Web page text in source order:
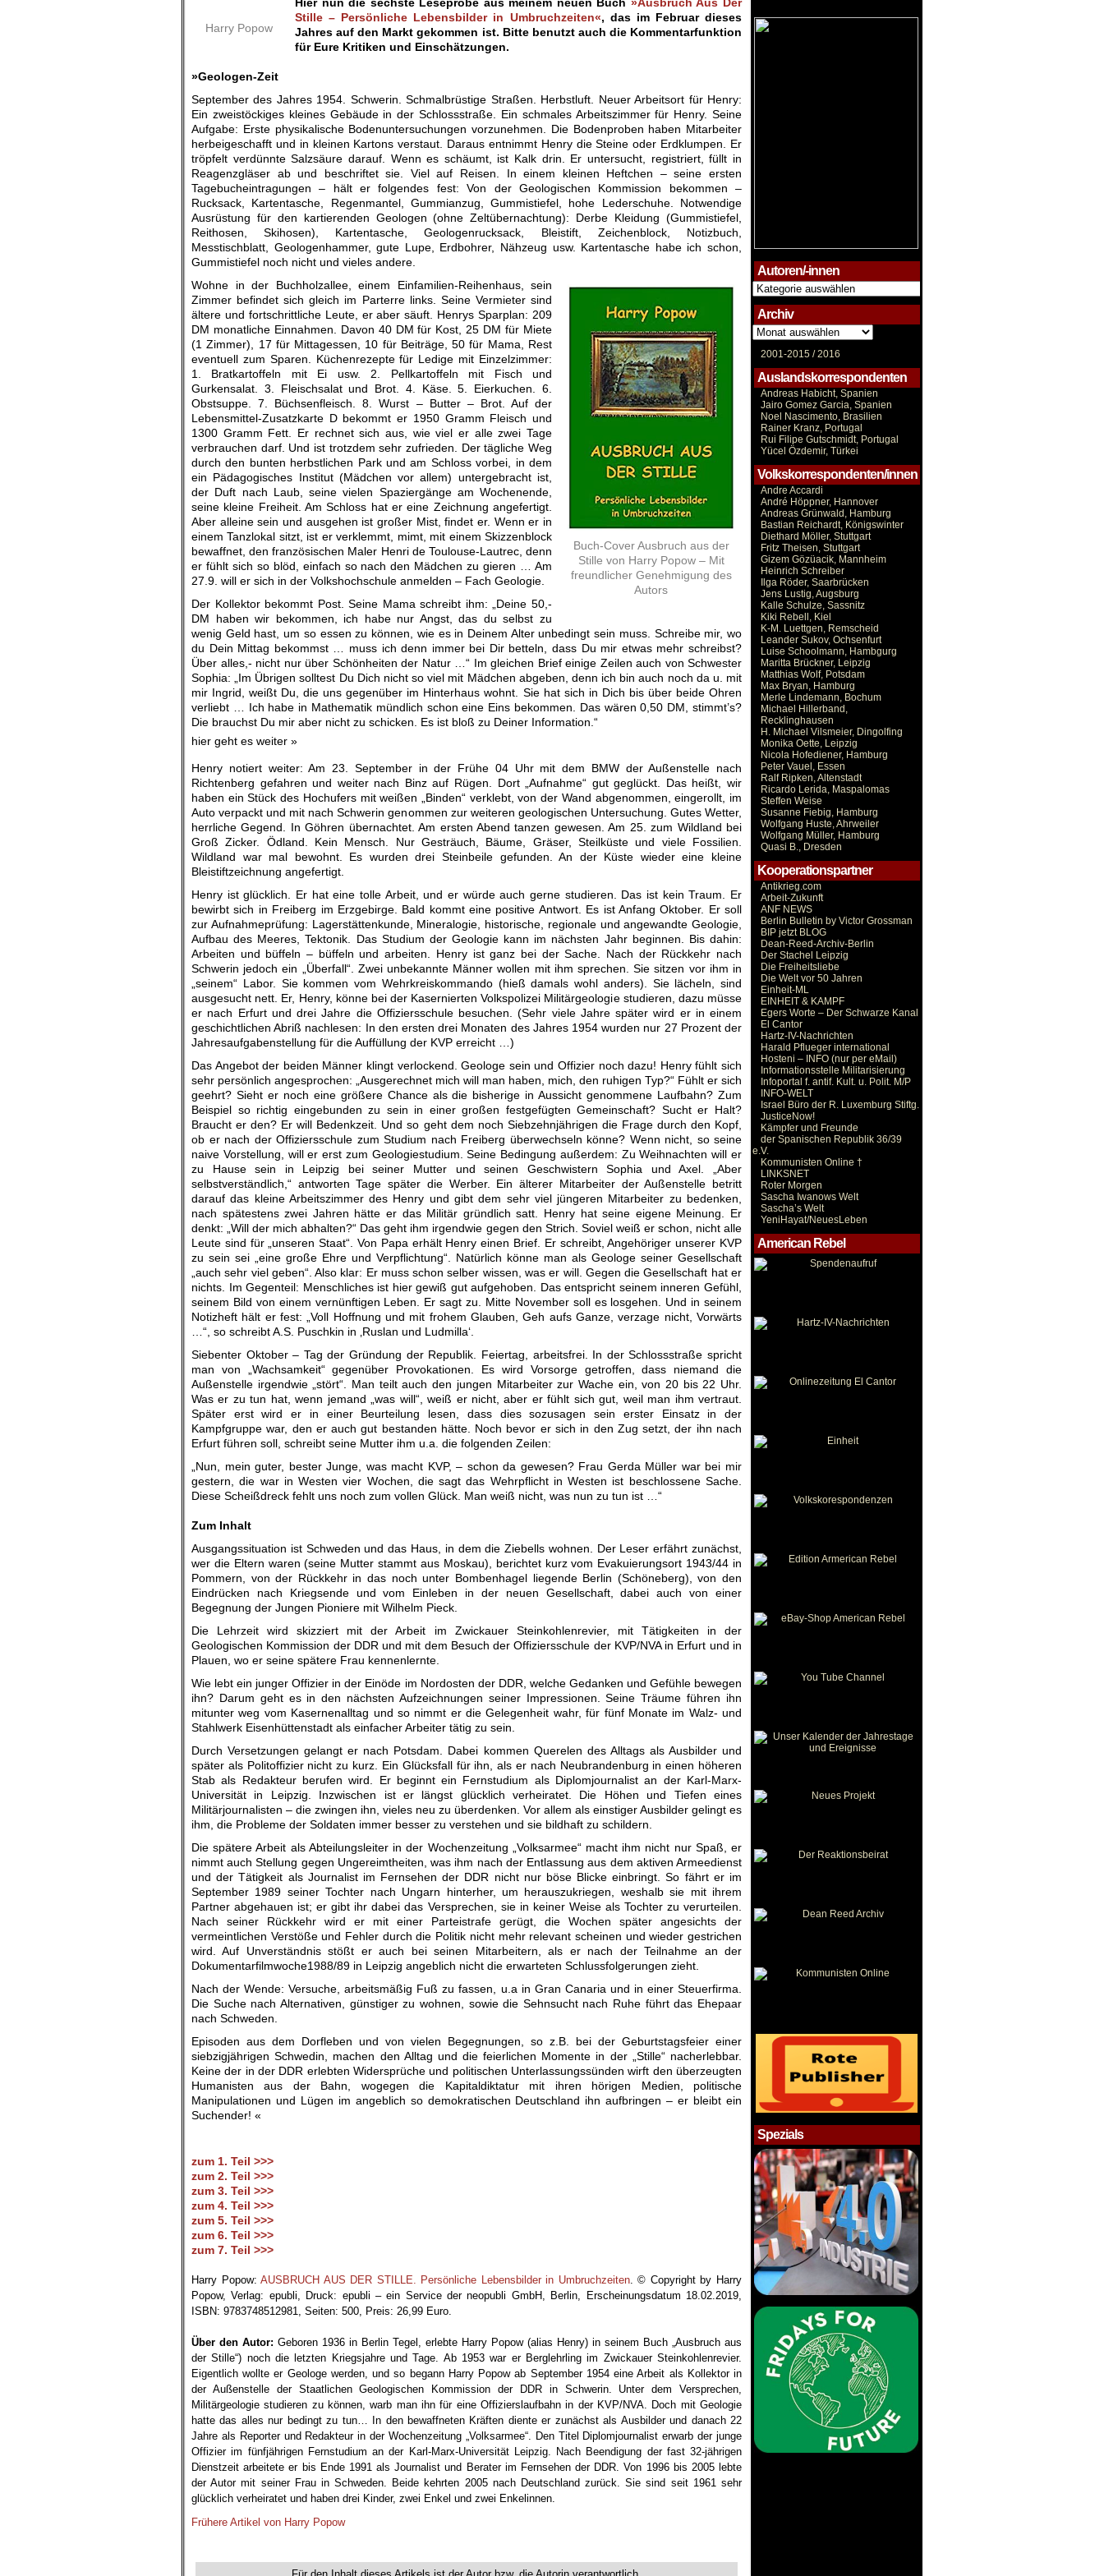
Harry Popow
Stille – Persönliche Lebensbilder in Umbruchzeiten«, das im Februar dieses
Jahres auf den Markt gekommen ist. Bitte benutzt auch die Kommentarfunktion
für Eure Kritiken und Einschätzungen.
»Geologen-Zeit
September des Jahres 1954. Schwerin. Schmalbrüstige Straßen. Herbstluft. Neuer Arbeitsort für Henry:
Ein zweistöckiges kleines Gebäude in der Schlossstraße. Ein schmales Arbeitszimmer für Henry. Seine
Aufgabe: Erste physikalische Bodenuntersuchungen vorzunehmen. Die Bodenproben haben Mitarbeiter
herbeigeschafft und in kleinen Kartons verstaut. Daraus entnimmt Henry die Steine oder Erdklumpen. Er
tröpfelt verdünnte Salzsäure darauf. Wenn es schäumt, ist Kalk drin. Er untersucht, registriert, füllt in
Reagenzgläser ab und beschriftet sie. Viel auf Reisen. In einem kleinen Heftchen – seine ersten
Tagebucheintragungen – hält er folgendes fest: Von der Geologischen Kommission bekommen –
Rucksack, Kartentasche, Regenmantel, Gummianzug, Gummistiefel, hohe Lederschuhe. Notwendige
Ausrüstung für den kartierenden Geologen (ohne Zeltübernachtung): Derbe Kleidung (Gummistiefel,
Reithosen, Skihosen), Kartentasche, Geologenrucksack, Bleistift, Zeichenblock, Notizbuch,
Messtischblatt, Geologenhammer, gute Lupe, Erdbohrer, Nähzeug usw. Kartentasche habe ich schon,
Gummistiefel noch nicht und vieles andere.
Buch-Cover Ausbruch aus der
Stille von Harry Popow – Mit
freundlicher Genehmigung des
Autors
Wohne in der Buchholzallee, einem Einfamilien-Reihenhaus, sein
Zimmer befindet sich gleich im Parterre links. Seine Vermieter sind
ältere und fortschrittliche Leute, er aber säuft. Henrys Sparplan: 209
DM monatliche Einnahmen. Davon 40 DM für Kost, 25 DM für Miete
(1 Zimmer), 17 für Mittagessen, 10 für Beiträge, 50 für Mama, Rest
eventuell zum Sparen. Küchenrezepte für Ledige mit Einzelzimmer:
1. Bratkartoffeln mit Ei usw. 2. Pellkartoffeln mit Fisch und
Gurkensalat. 3. Fleischsalat und Brot. 4. Käse. 5. Eierkuchen. 6.
Obstsuppe. 7. Büchsenfleisch. 8. Wurst – Butter – Brot. Auf der
Lebensmittel-Zusatzkarte D bekommt er 1950 Gramm Fleisch und
1300 Gramm Fett. Er rechnet sich aus, wie viel er alle zwei Tage
verbrauchen darf. Und ist trotzdem sehr zufrieden. Der tägliche Weg
durch den bunten herbstlichen Park und am Schloss vorbei, in dem
ein Pädagogisches Institut (Mädchen vor allem) untergebracht ist,
der Duft nach Laub, seine vielen Spaziergänge am Wochenende,
seine kleine Freiheit. Am Schloss hat er eine Zeichnung angefertigt.
Aber alleine sein und ausgehen ist großer Mist, findet er. Wenn er in
einem Tanzlokal sitzt, ist er verklemmt, mimt, mit einem Skizzenblock
bewaffnet, den französischen Maler Henri de Toulouse-Lautrec, denn
er fühlt sich so blöd, einfach so nach den Mädchen zu gieren … Am
27.9. will er sich in der Volkshochschule anmelden – Fach Geologie.
Der Kollektor bekommt Post. Seine Mama schreibt ihm: „Deine 50,-
DM haben wir bekommen, ich habe nur Angst, das du selbst zu
wenig Geld hast, um so essen zu können, wie es in Deinem Alter unbedingt sein muss. Schreibe mir, wo
du Dein Mittag bekommst … muss ich denn immer bei Dir betteln, dass Du mir etwas mehr schreibst?
Über alles,- nicht nur über Schönheiten der Natur …“ Im gleichen Brief einige Zeilen auch von Schwester
Sophia: „Im Übrigen solltest Du Dich nicht so viel mit Mädchen abgeben, denn ich bin auch noch da u. mit
mir Ingrid, weißt Du, die uns gegenüber im Hinterhaus wohnt. Sie hat sich in Dich bis über beide Ohren
verliebt … Ich habe in Mathematik mündlich schon eine Eins bekommen. Das wären 0,50 DM, stimmt’s?
Die brauchst Du mir aber nicht zu schicken. Es ist bloß zu Deiner Information.“
hier geht es weiter »
Henry notiert weiter: Am 23. September in der Frühe 04 Uhr mit dem BMW der Außenstelle nach
Richtenberg gefahren und weiter nach Binz auf Rügen. Dort „Aufnahme“ gut geglückt. Das heißt, wir
haben ein Stück des Hochufers mit weißen „Binden“ verklebt, von der Wand abgenommen, eingerollt, im
Auto verpackt und mit nach Schwerin genommen zur weiteren geologischen Untersuchung. Gutes Wetter,
herrliche Gegend. In Göhren übernachtet. Am ersten Abend tanzen gewesen. Am 25. zum Wildland bei
Groß Zicker. Ödland. Kein Mensch. Nur Gesträuch, Bäume, Gräser, Steilküste und viele Fossilien.
Wildland war mal bewohnt. Es wurden drei Steinbeile gefunden. An der Küste wieder eine kleine
Bleistiftzeichnung angefertigt.
Henry ist glücklich. Er hat eine tolle Arbeit, und er würde auch gerne studieren. Das ist kein Traum. Er
bewirbt sich in Freiberg im Erzgebirge. Bald kommt eine positive Antwort. Es ist Anfang Oktober. Er soll
zur Aufnahmeprüfung: Lagerstättenkunde, Mineralogie, historische, regionale und angewandte Geologie,
Aufbau des Meeres, Tektonik. Das Studium der Geologie kann im nächsten Jahr beginnen. Bis dahin:
Arbeiten und büffeln – büffeln und arbeiten. Henry ist ganz bei der Sache. Nach der Rückkehr nach
Schwerin jedoch ein „Überfall“. Zwei unbekannte Männer wollen mit ihm sprechen. Sie sitzen vor ihm in
„seinem“ Labor. Sie kommen vom Wehrkreiskommando (hieß damals wohl anders). Sie lächeln, sind
ausgesucht nett. Er, Henry, könne bei der Kasernierten Volkspolizei Militärgeologie studieren, dazu müsse
er nach Erfurt und drei Jahre die Offiziersschule besuchen. (Sehr viele Jahre später wird er in einem
geschichtlichen Abriß nachlesen: In den ersten drei Monaten des Jahres 1954 wurden nur 27 Prozent der
Jahresaufgabenstellung für die Auffüllung der KVP erreicht …)
Das Angebot der beiden Männer klingt verlockend. Geologe sein und Offizier noch dazu! Henry fühlt sich
sehr persönlich angesprochen: „Ausgerechnet mich will man haben, mich, den ruhigen Typ?“ Fühlt er sich
geehrt? Sieht er noch eine größere Chance als die bisherige in Aussicht genommene Laufbahn? Zum
Beispiel so richtig eingebunden zu sein in einer großen festgefügten Gemeinschaft? Sucht er Halt?
Braucht er den? Er will Bedenkzeit. Und so geht dem noch Siebzehnjährigen die Frage durch den Kopf,
ob er nach der Offiziersschule zum Studium nach Freiberg überwechseln könne? Wenn nicht, so seine
naive Vorstellung, will er erst zum Geologiestudium. Seine Bedingung außerdem: Zu Weihnachten will er
zu Hause sein in Leipzig bei seiner Mutter und seinen Geschwistern Sophia und Axel. „Aber
selbstverständlich,“ antworten Tage später die Werber. Ein älterer Mitarbeiter der Außenstelle betritt
darauf das kleine Arbeitszimmer des Henry und gibt dem sehr viel jüngeren Mitarbeiter zu bedenken,
nach spätestens zwei Jahren hätte er das Militär gründlich satt. Henry hat seine eigene Meinung. Er
denkt: „Will der mich abhalten?“ Das geht ihm irgendwie gegen den Strich. Soviel weiß er schon, nicht alle
Leute sind für „unseren Staat“. Von Papa erhält Henry einen Brief. Er schreibt, Angehöriger unserer KVP
zu sein sei „eine große Ehre und Verpflichtung“. Natürlich könne man als Geologe seiner Gesellschaft
„auch sehr viel geben“. Also klar: Er muss schon selber wissen, was er will. Gegen die Gesellschaft hat er
nichts. Im Gegenteil: Menschliches ist hier gewiß gut aufgehoben. Das entspricht seinem inneren Gefühl,
seinem Bild von einem vernünftigen Leben. Er sagt zu. Mitte November soll es losgehen. Und in seinem
Notizheft hält er fest: „Voll Hoffnung und mit frohem Glauben, Geh aufs Ganze, verzage nicht, Vorwärts
…“, so schreibt A.S. Puschkin in ‚Ruslan und Ludmilla‘.
Siebenter Oktober – Tag der Gründung der Republik. Feiertag, arbeitsfrei. In der Schlossstraße spricht
man von „Wachsamkeit“ gegenüber Provokationen. Es wird Vorsorge getroffen, dass niemand die
Außenstelle irgendwie „stört“. Man teilt auch den jungen Mitarbeiter zur Wache ein, von 20 bis 22 Uhr.
Was er zu tun hat, wenn jemand „was will“, weiß er nicht, aber er fühlt sich gut, weil man ihm vertraut.
Später erst wird er in einer Beurteilung lesen, dass dies sozusagen sein erster Einsatz in der
Kampfgruppe war, den er auch gut bestanden hätte. Noch bevor er sich in den Zug setzt, der ihn nach
Erfurt führen soll, schreibt seine Mutter ihm u.a. die folgenden Zeilen:
„Nun, mein guter, bester Junge, was macht KVP, – schon da gewesen? Frau Gerda Müller war bei mir
gestern, die war in Westen vier Wochen, die sagt das Wehrpflicht in Westen ist beschlossene Sache.
Diese Scheißdreck fehlt uns noch zum vollen Glück. Man weiß nicht, was nun zu tun ist …“
Zum Inhalt
Ausgangssituation ist Schweden und das Haus, in dem die Ziebells wohnen. Der Leser erfährt zunächst,
wer die Eltern waren (seine Mutter stammt aus Moskau), berichtet kurz vom Evakuierungsort 1943/44 in
Pommern, von der Rückkehr in das noch unter Bombenhagel liegende Berlin (Schöneberg), von den
Eindrücken nach Kriegsende und vom Einleben in der neuen Gesellschaft, dabei auch von einer
Begegnung der Jungen Pioniere mit Wilhelm Pieck.
Die Lehrzeit wird skizziert mit der Arbeit im Zwickauer Steinkohlenrevier, mit Tätigkeiten in der
Geologischen Kommission der DDR und mit dem Besuch der Offiziersschule der KVP/NVA in Erfurt und in
Plauen, wo er seine spätere Frau kennenlernte.
Wie lebt ein junger Offizier in der Einöde im Nordosten der DDR, welche Gedanken und Gefühle bewegen
ihn? Darum geht es in den nächsten Aufzeichnungen seiner Impressionen. Seine Träume führen ihn
mitunter weg vom Kasernenalltag und so nimmt er die Gelegenheit wahr, für fünf Monate im Walz- und
Stahlwerk Eisenhüttenstadt als einfacher Arbeiter tätig zu sein.
Durch Versetzungen gelangt er nach Potsdam. Dabei kommen Querelen des Alltags als Ausbilder und
später als Politoffizier nicht zu kurz. Ein Glücksfall für ihn, als er nach Neubrandenburg in einen höheren
Stab als Redakteur berufen wird. Er beginnt ein Fernstudium als Diplomjournalist an der Karl-Marx-
Universität in Leipzig. Inzwischen ist er längst glücklich verheiratet. Die Höhen und Tiefen eines
Militärjournalisten – die zwingen ihn, vieles neu zu überdenken. Vor allem als einstiger Ausbilder gelingt es
ihm, die Probleme der Soldaten immer besser zu verstehen und sie bildhaft zu schildern.
Die spätere Arbeit als Abteilungsleiter in der Wochenzeitung „Volksarmee“ macht ihm nicht nur Spaß, er
nimmt auch Stellung gegen Ungereimtheiten, was ihm nach der Entlassung aus dem aktiven Armeedienst
und der Tätigkeit als Journalist im Fernsehen der DDR nicht nur böse Blicke einbringt. So fährt er im
September 1989 seiner Tochter nach Ungarn hinterher, um herauszukriegen, weshalb sie mit ihrem
Partner abgehauen ist; er gibt ihr dabei das Versprechen, sie in keiner Weise als Tochter zu verurteilen.
Nach seiner Rückkehr wird er mit einer Parteistrafe gerügt, die Wochen später angesichts der
vermeintlichen Verstöße und Fehler durch die Politik nicht mehr relevant scheinen und wieder gestrichen
wird. Auf Unverständnis stößt er auch bei seinen Mitarbeitern, als er nach der Teilnahme an der
Dokumentarfilmwoche1988/89 in Leipzig angeblich nicht die erwarteten Schlussfolgerungen zieht.
Nach der Wende: Versuche, arbeitsmäßig Fuß zu fassen, u.a in Gran Canaria und in einer Steuerfirma.
Die Suche nach Alternativen, günstiger zu wohnen, sowie die Sehnsucht nach Ruhe führt das Ehepaar
nach Schweden.
Episoden aus dem Dorfleben und von vielen Begegnungen, so z.B. bei der Geburtstagsfeier einer
siebzigjährigen Schwedin, machen den Alltag und die feierlichen Momente in der „Stille“ nacherlebbar.
Keine der in der DDR erlebten Widersprüche und politischen Unterlassungssünden wirft den überzeugten
Humanisten aus der Bahn, wogegen die Kapitaldiktatur mit ihren hörigen Medien, politische
Manipulationen und Lügen im angeblich so demokratischen Deutschland ihn aufbringen – er bleibt ein
Suchender! «
zum 1. Teil >>>
zum 2. Teil >>>
zum 3. Teil >>>
zum 4. Teil >>>
zum 5. Teil >>>
zum 6. Teil >>>
zum 7. Teil >>>
Harry Popow:AUSBRUCH AUS DER STILLE. Persönliche Lebensbilder in Umbruchzeiten. © Copyright by Harry
Popow, Verlag: epubli, Druck: epubli – ein Service der neopubli GmbH, Berlin, Erscheinungsdatum 18.02.2019,
ISBN: 9783748512981, Seiten: 500, Preis: 26,99 Euro.
Über den Autor: Geboren 1936 in Berlin Tegel, erlebte Harry Popow (alias Henry) in seinem Buch „Ausbruch aus
der Stille“) noch die letzten Kriegsjahre und Tage. Ab 1953 war er Berglehrling im Zwickauer Steinkohlenrevier.
Eigentlich wollte er Geologe werden, und so begann Harry Popow ab September 1954 eine Arbeit als Kollektor in
der Außenstelle der Staatlichen Geologischen Kommission der DDR in Schwerin. Unter dem Versprechen,
Militärgeologie studieren zu können, warb man ihn für eine Offizierslaufbahn in der KVP/NVA. Doch mit Geologie
hatte das alles nur bedingt zu tun… In den bewaffneten Kräften diente er zunächst als Ausbilder und danach 22
Jahre als Reporter und Redakteur in der Wochenzeitung „Volksarmee“. Den Titel Diplomjournalist erwarb der junge
Offizier im fünfjährigen Fernstudium an der Karl-Marx-Universität Leipzig. Nach Beendigung der fast 32-jährigen
Dienstzeit arbeitete er bis Ende 1991 als Journalist und Berater im Fernsehen der DDR. Von 1996 bis 2005 lebte
der Autor mit seiner Frau in Schweden. Beide kehrten 2005 nach Deutschland zurück. Sie sind seit 1961 sehr
glücklich verheiratet und haben drei Kinder, zwei Enkel und zwei Enkelinnen.
Frühere Artikel von Harry Popow
Autoren/-innen
Autoren/-
innen
Archiv
Archiv
2001-2015 /2016
Auslandskorrespondenten
Andreas Habicht, Spanien
Jairo Gomez Garcia, Spanien
Noel Nascimento, Brasilien
Rainer Kranz, Portugal
Rui Filipe Gutschmidt, Portugal
Yücel Özdemir, Türkei
Volkskorrespondenten/innen
Andre Accardi
André Höppner, Hannover
Andreas Grünwald, Hamburg
Bastian Reichardt, Königswinter
Diethard Möller, Stuttgart
Fritz Theisen, Stuttgart
Gizem Gözüacik, Mannheim
Heinrich Schreiber
Ilga Röder, Saarbrücken
Jens Lustig, Augsburg
Kalle Schulze, Sassnitz
Kiki Rebell, Kiel
K-M. Luettgen, Remscheid
Leander Sukov, Ochsenfurt
Luise Schoolmann, Hambgurg
Maritta Brückner, Leipzig
Matthias Wolf, Potsdam
Max Bryan, Hamburg
Merle Lindemann, Bochum
Michael Hillerband,
Recklinghausen
H. Michael Vilsmeier, Dingolfing
Monika Oette, Leipzig
Nicola Hofediener, Hamburg
Peter Vauel, Essen
Ralf Ripken, Altenstadt
Ricardo Lerida, Maspalomas
Steffen Weise
Susanne Fiebig, Hamburg
Wolfgang Huste, Ahrweiler
Wolfgang Müller, Hamburg
Quasi B., Dresden
Kooperationspartner
Antikrieg.com
Arbeit-Zukunft
ANF NEWS
Berlin Bulletin by Victor Grossman
BIP jetzt BLOG
Dean-Reed-Archiv-Berlin
Der Stachel Leipzig
Die Freiheitsliebe
Die Welt vor 50 Jahren
Einheit-ML
EINHEIT & KAMPF
Egers Worte – Der Schwarze Kanal
El Cantor
Hartz-IV-Nachrichten
Harald Pflueger international
Hosteni – INFO (nur per eMail)
Informationsstelle Militarisierung
Infoportal f. antif. Kult. u. Polit. M/P
INFO-WELT
Israel Büro der R. Luxemburg Stiftg.
JusticeNow!
Kämpfer und Freunde
der Spanischen Republik 36/39
e.V.
Kommunisten Online †
LINKSNET
Roter Morgen
Sascha Iwanows Welt
Sascha’s Welt
YeniHayat/NeuesLeben
American Rebel
Spezials